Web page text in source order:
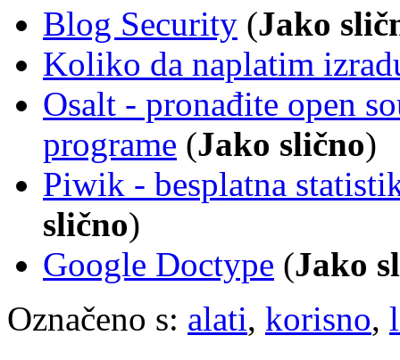
Blog Security (Jako
Koliko da naplatim
Osalt - pronađite open
programe (Jako slično)
Piwik - besplatna
slično)
Google Doctype (Jako
Označeno s: alati, korisno,